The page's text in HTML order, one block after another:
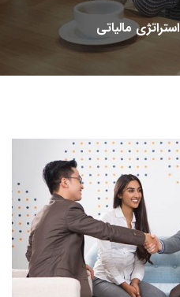
استراتژی مالیاتی